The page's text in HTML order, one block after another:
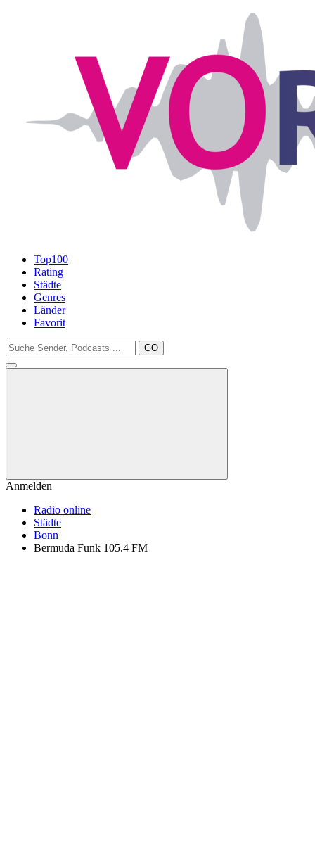
Top100
Rating
Städte
Genres
Länder
Favorit
GO
Anmelden
Radio online
Städte
Bonn
Bermuda Funk 105.4 FM